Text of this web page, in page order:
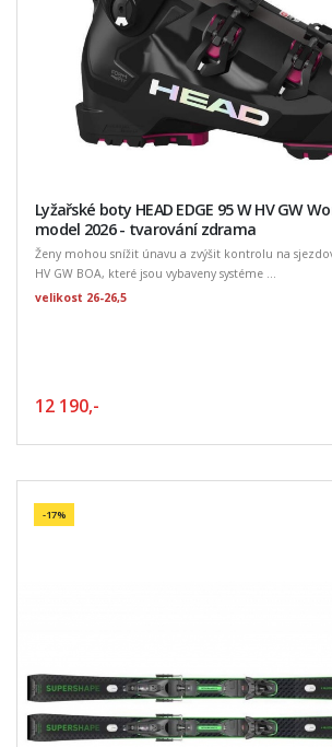
Lyžařské boty HEAD EDGE 95 W HV GW
model 2026 - tvarování zdrama
Ženy mohou snížit únavu a zvýšit kontrolu na
HV GW BOA, které jsou vybaveny systéme ...
velikost 26-26,5
12 190,-
-17%